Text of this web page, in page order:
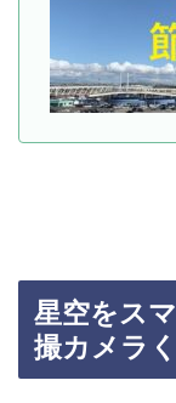
星空をス
撮カメラ